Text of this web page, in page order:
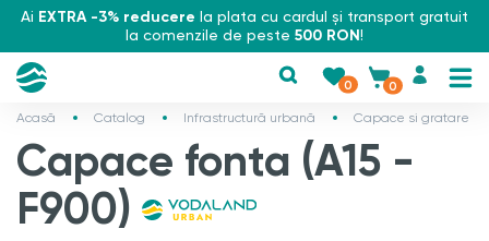
Ai EXTRA -3% reducere la plata cu cardul și transport gratuit
la comenzile de peste 500 RON!
0 0
Acasă Catalog Infrastructură urbană Capace si gratare
Capace fonta (A15 -
F900)